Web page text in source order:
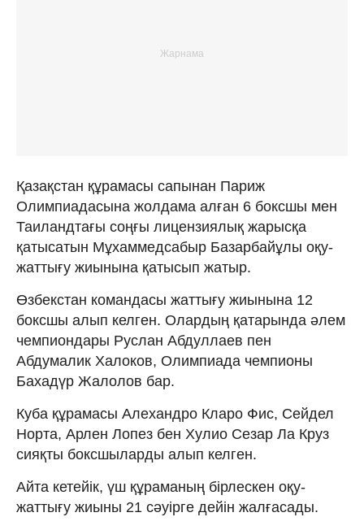
Қазақстан құрамасы сапынан Париж
Олимпиадасына жолдама алған 6 боксшы мен
Таиландтағы соңғы лицензиялық жарысқа
қатысатын Мұхаммедсабыр Базарбайұлы оқу-
жаттығу жиынына қатысып жатыр.
Өзбекстан командасы жаттығу жиынына 12
боксшы алып келген. Олардың қатарында әлем
чемпиондары Руслан Абдуллаев пен
Абдумалик Халоков, Олимпиада чемпионы
Бахадүр Жалолов бар.
Куба құрамасы Алехандро Кларо Фис, Сейдел
Норта, Арлен Лопез бен Хулио Сезар Ла Круз
сияқты боксшыларды алып келген.
Айта кетейік, үш құраманың бірлескен оқу-
жаттығу жиыны 21 сәуірге дейін жалғасады.